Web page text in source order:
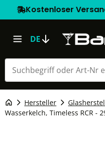
Kostenloser
DE
Hersteller
Wasserkelch, Timeless RCR -